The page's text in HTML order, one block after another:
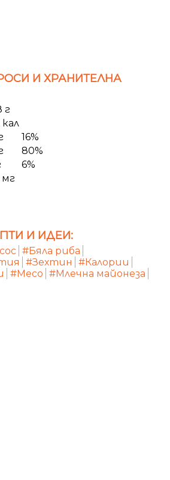
И ХРАНИТЕЛНА
г
кал
16%
80%
6%
мг
И ИДЕИ:
#Бяла риба
#Зехтин
#Калории
#Месо #Млечна майонеза